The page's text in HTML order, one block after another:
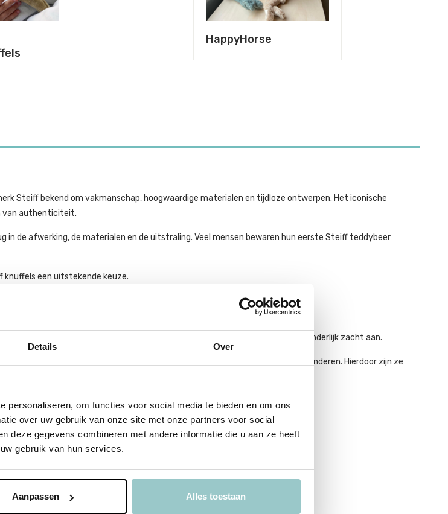
Details Over
personaliseren, om functies voor social media te bieden en om ons
over uw gebruik van onze site met onze partners voor social
deze gegevens combineren met andere informatie die u aan ze heeft
gebruik van hun services.
Aanpassen Alles toestaan
HappyHorse
Steiff bekend om vakmanschap, hoogwaardige materialen en tijdloze ontwerpen. Het iconische
van authenticiteit.
de afwerking, de materialen en de uitstraling. Veel mensen bewaren hun eerste Steiff teddybeer
een uitstekende keuze.
varianten: elke Steiff teddybeer wordt zorgvuldig afgewerkt en voelt uitzonderlijk zacht aan.
modellen zijn klassiek en tijdloos, andere speelser en toegankelijker voor kinderen. Hierdoor zijn ze
collectie voor alle formaten en stijlen.
meegaat. Niet alleen iets dat vandaag mooi is."